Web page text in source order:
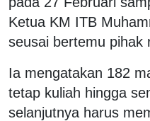
Ketua KM ITB
seusai bertemu pihak
Ia mengatakan 182
tetap kuliah hingga
selanjutnya harus